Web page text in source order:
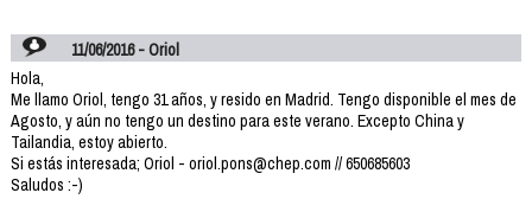
11/06/2016 - Oriol
Hola,
Me llamo Oriol, tengo 31 años, y resido en Madrid. Tengo disponible el mes de
Agosto, y aún no tengo un destino para este verano. Excepto China y
Tailandia, estoy abierto.
Si estás interesada; Oriol - oriol.pons@chep.com // 650685603
Saludos :-)